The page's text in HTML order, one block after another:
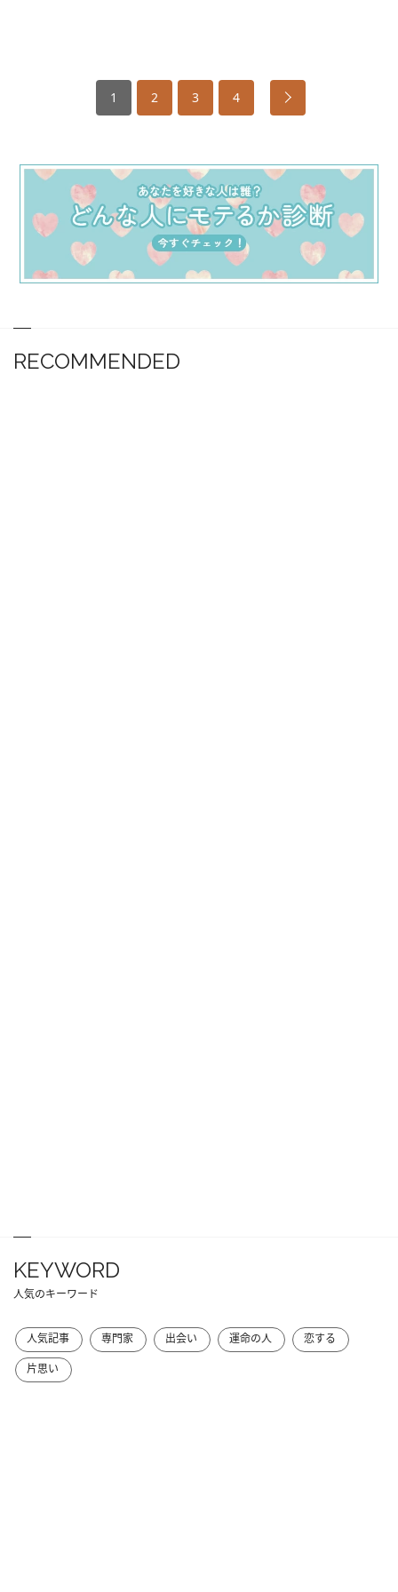
1 2 3 4
RECOMMENDED
KEYWORD
人気のキーワード
人気記事 専門家 出会い 運命の人
恋する
片思い